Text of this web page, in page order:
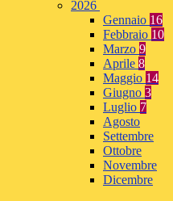
2026
Gennaio 16
Febbraio 10
Marzo 9
Aprile 8
Maggio 14
Giugno 3
Luglio 7
Agosto
Settembre
Ottobre
Novembre
Dicembre